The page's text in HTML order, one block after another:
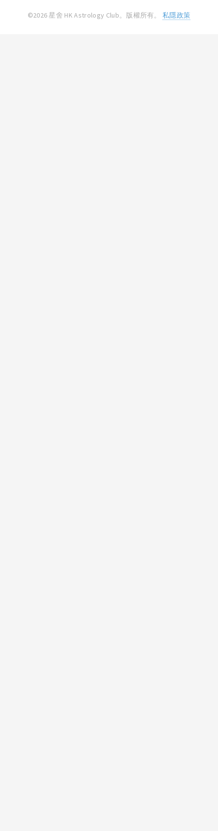
©2026 星舍 HK Astrology Club。版權所有。私隱政策